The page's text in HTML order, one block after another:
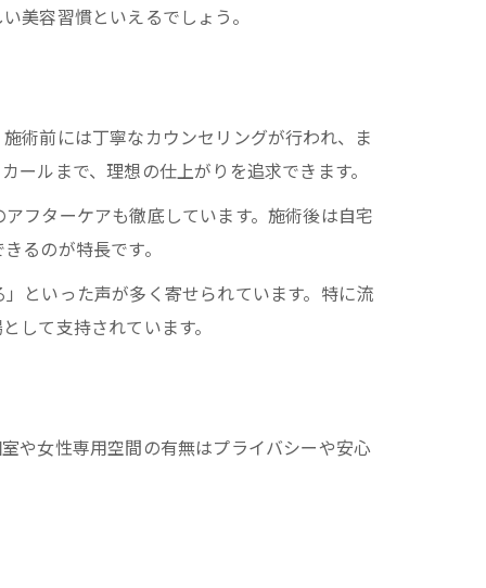
美容習慣といえるでしょう。
術前には丁寧なカウンセリングが行われ、ま
ルまで、理想の仕上がりを追求できます。
フターケアも徹底しています。施術後は自宅
るのが特長です。
といった声が多く寄せられています。特に流
して支持されています。
や女性専用空間の有無はプライバシーや安心